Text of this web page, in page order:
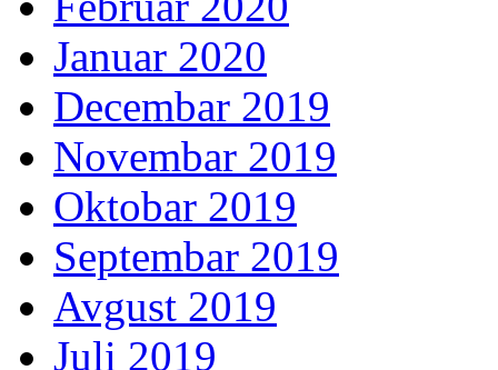
Januar 2020
Decembar 2019
Novembar 2019
Oktobar 2019
Septembar 2019
Avgust 2019
Juli 2019